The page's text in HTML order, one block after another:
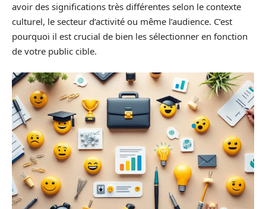
avoir des significations très différentes selon le contexte
culturel, le secteur d’activité ou même l’audience. C’est
pourquoi il est crucial de bien les sélectionner en fonction
de votre public cible.